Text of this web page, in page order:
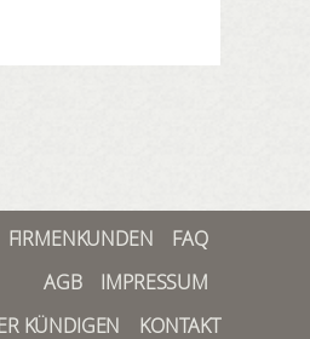
FIRMENKUNDEN
FAQ
AGB
IMPRESSUM
KÜNDIGEN
KONTAKT